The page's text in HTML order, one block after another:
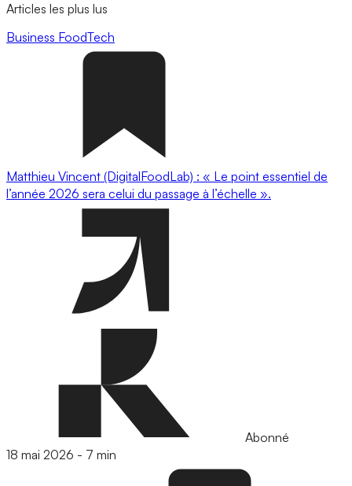
Articles les plus lus
Business FoodTech
Matthieu Vincent (DigitalFoodLab) : « Le point essentiel de
l’année 2026 sera celui du passage à l’échelle ».
Abonné
18 mai 2026 - 7 min